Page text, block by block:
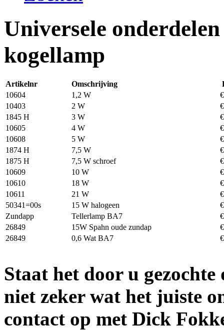
Universele
kogellamp
Artikelnr Omschrijving
10604
1,2 W
10403
2 W
1845 H
3 W
10605
4 W
10608
5 W
1874 H
7,5 W
1875 H
7,5 W schroef
10609
10 W
10610
18 W
10611
21 W
50341=00s
15 W halogeen
Zundapp
Tellerlamp BA7
26849
15W Spahn oude zundap
26849
0,6 Wat BA7
Staat het door u
niet zeker wat het juiste
contact op met Dick